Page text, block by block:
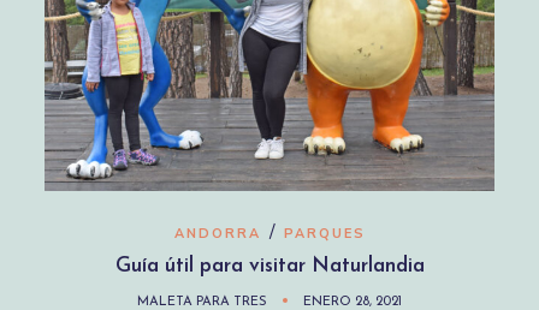
ANDORRA / PARQUES
Guía útil para visitar Naturlandia
MALETA PARA TRES ENERO 28, 2021